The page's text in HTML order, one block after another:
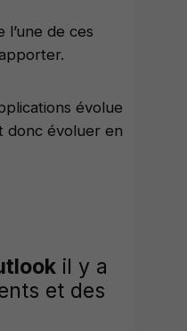
l’une de ces
évolue
donc évoluer en
il y a
et des